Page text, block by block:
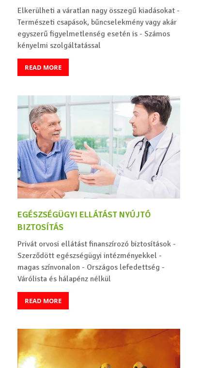
Elkerülheti a váratlan nagy összegű kiadásokat -
Természeti csapások, bűncselekmény vagy akár
egyszerű figyelmetlenség esetén is - Számos
kényelmi szolgáltatással
READ MORE
EGÉSZSÉGÜGYI ELLÁTÁST NYÚJTÓ
BIZTOSÍTÁS
Privát orvosi ellátást finanszírozó biztosítások -
Szerződött egészségügyi intézményekkel -
magas színvonalon - Országos lefedettség -
Várólista és hálapénz nélkül
READ MORE